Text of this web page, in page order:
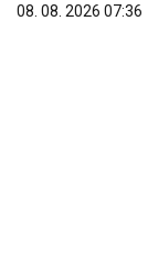
08. 08. 2026 07:36